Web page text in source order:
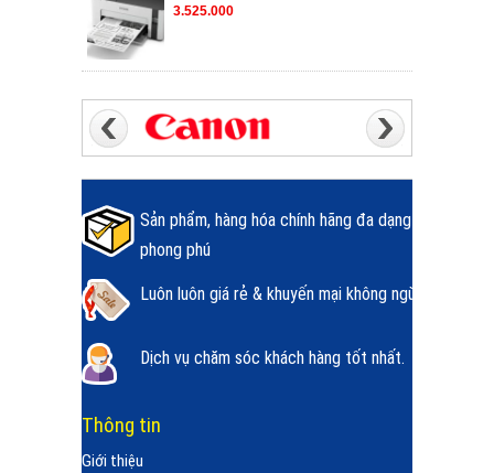
3.525.000
Sản phẩm, hàng hóa chính hãng đa dạng
phong phú
Luôn luôn giá rẻ & khuyến mại không ngừng.
Dịch vụ chăm sóc khách hàng tốt nhất.
Thông tin
Giới thiệu